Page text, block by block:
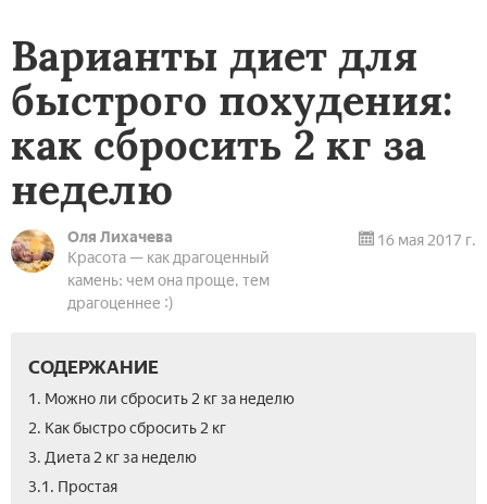
Варианты диет для
быстрого похудения:
как сбросить 2 кг за
неделю
Оля Лихачева
Красота — как драгоценный
камень: чем она проще, тем
драгоценнее :)
16 мая 2017 г.
СОДЕРЖАНИЕ
1. Можно ли сбросить 2 кг за неделю
2. Как быстро сбросить 2 кг
3. Диета 2 кг за неделю
3.1. Простая